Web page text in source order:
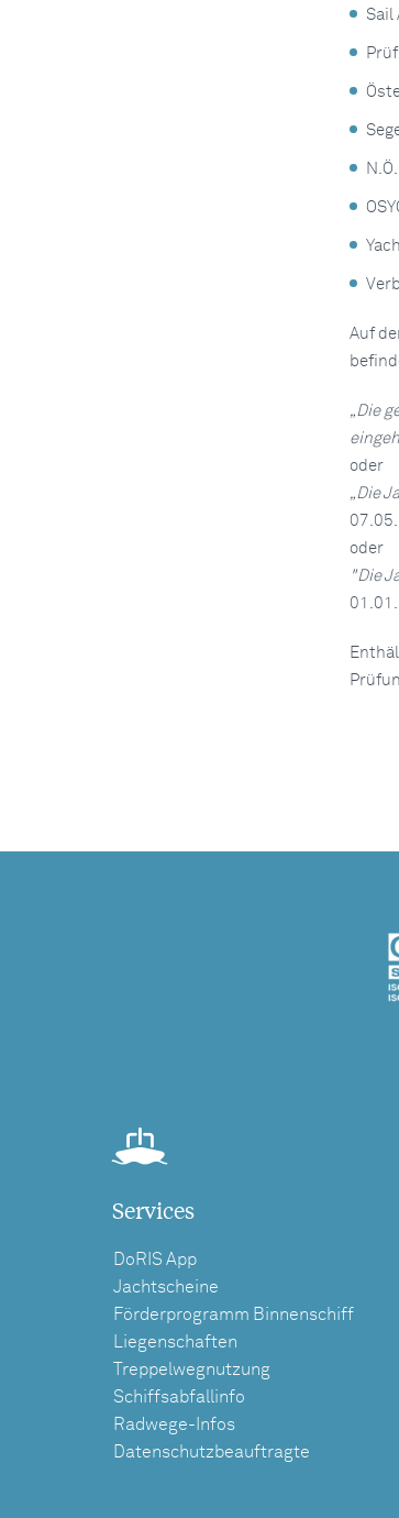
Sail
Auf
„Die
oder
„Die
oder
"Die
Services
DoRIS App
Jachtscheine
Förderprogramm Binnenschiff
Liegenschaften
Treppelwegnutzung
Schiffsabfallinfo
Radwege-Infos
Datenschutzbeauftragte